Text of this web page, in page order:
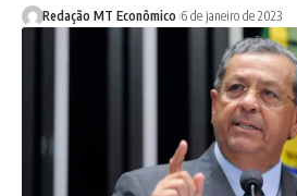
Redação MT Econômico 6 de janeiro de 2023